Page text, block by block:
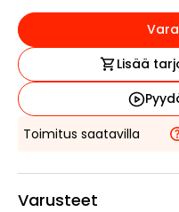
Lisää
Toimitus saatavilla
Varusteet